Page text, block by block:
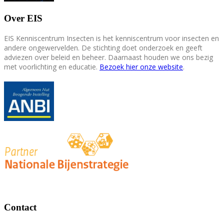
Over EIS
EIS Kenniscentrum Insecten is het kenniscentrum voor insecten en
andere ongewervelden. De stichting doet onderzoek en geeft
adviezen over beleid en beheer. Daarnaast houden we ons bezig
met voorlichting en educatie. Bezoek hier onze website.
Contact